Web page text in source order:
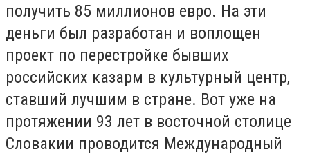
получить 85 миллионов евро. На эти
деньги был разработан и воплощен
проект по перестройке бывших
российских казарм в культурный центр,
ставший лучшим в стране. Вот уже на
протяжении 93 лет в восточной столице
Словакии проводится Международный